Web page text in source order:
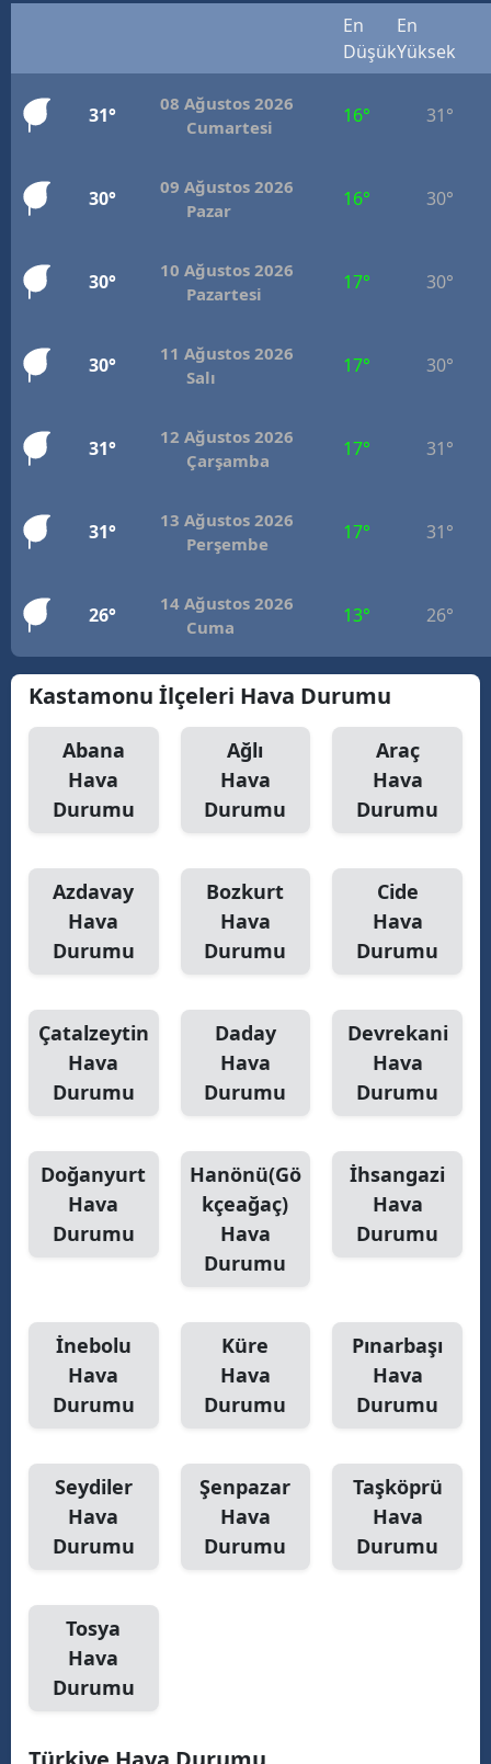
En
Düşük
En
Yüksek
31°
08 Ağustos 2026
Cumartesi
16° 31°
30°
09 Ağustos 2026
Pazar
16° 30°
30°
10 Ağustos 2026
Pazartesi
17° 30°
30°
11 Ağustos 2026
Salı
17° 30°
31°
12 Ağustos 2026
Çarşamba
17° 31°
31°
13 Ağustos 2026
Perşembe
17° 31°
26°
14 Ağustos 2026
Cuma
13° 26°
Kastamonu İlçeleri Hava Durumu
Abana
Hava
Durumu
Ağlı
Hava
Durumu
Araç
Hava
Durumu
Azdavay
Hava
Durumu
Bozkurt
Hava
Durumu
Cide
Hava
Durumu
Çatalzeytin
Hava
Durumu
Daday
Hava
Durumu
Devrekani
Hava
Durumu
Doğanyurt
Hava
Durumu
Hanönü(Gö
kçeağaç)
Hava
Durumu
İhsangazi
Hava
Durumu
İnebolu
Hava
Durumu
Küre
Hava
Durumu
Pınarbaşı
Hava
Durumu
Seydiler
Hava
Durumu
Şenpazar
Hava
Durumu
Taşköprü
Hava
Durumu
Tosya
Hava
Durumu